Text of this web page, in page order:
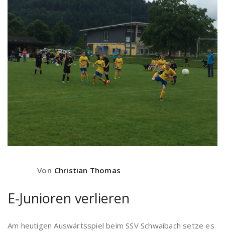
Von Christian Thomas
E-Junioren verlieren
Am heutigen Auswärtsspiel beim SSV Schwaibach setze es